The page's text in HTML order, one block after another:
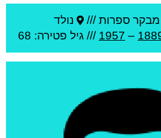
מבקר ספרות ///
נולד
–
1957 /// גיל פטירה: 68